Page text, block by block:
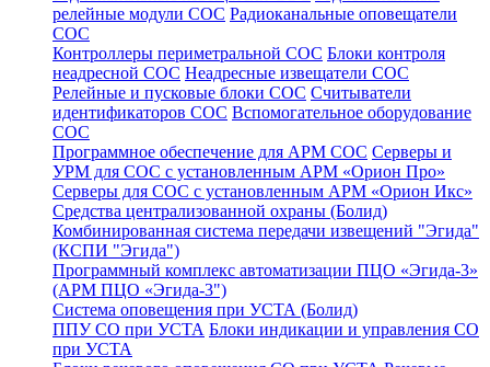
релейные модули СОС Радиоканальные оповещатели
СОС
Контроллеры периметральной СОС Блоки контроля
неадресной СОС Неадресные извещатели СОС
Релейные и пусковые блоки СОС Считыватели
идентификаторов СОС Вспомогательное оборудование
СОС
Программное обеспечение для АРМ СОС Серверы и
УРМ для СОС с установленным АРМ «Орион Про»
Серверы для СОС с установленным АРМ «Орион Икс»
Средства централизованной охраны (Болид)
Комбинированная система передачи извещений "Эгида"
(КСПИ "Эгида")
Программный комплекс автоматизации ПЦО «Эгида-3»
(АРМ ПЦО «Эгида-3")
Система оповещения при УСТА (Болид)
ППУ СО при УСТА Блоки индикации и управления СО
при УСТА